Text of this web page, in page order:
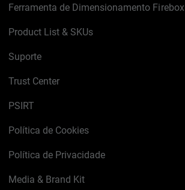
Ferramenta de Dimensionamento Firebox
Product List & SKUs
Suporte
Trust Center
PSIRT
Política de Cookies
Política de Privacidade
Media & Brand Kit